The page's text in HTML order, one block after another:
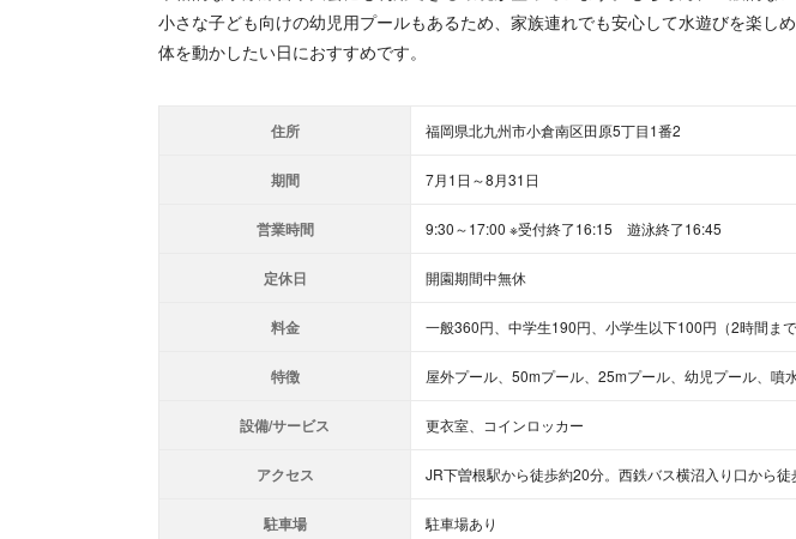
小さな子ども向けの幼児用プールもあるため、家族連れでも安心して水遊びを楽し
体を動かしたい日におすすめです。
住所 福岡県北九州市小倉南区田原5丁目1番2
期間 7月1日～8月31日
営業時間 9:30～17:00 ※受付終了16:15 遊泳終了16:45
定休日 開園期間中無休
料金 一般360円、中学生190円、小学生以下100円（2時間ま
特徴 屋外プール、50mプール、25mプール、幼児プール、噴
設備/サービス 更衣室、コインロッカー
アクセス JR下曽根駅から徒歩約20分。西鉄バス横沼入り口から徒
駐車場 駐車場あり